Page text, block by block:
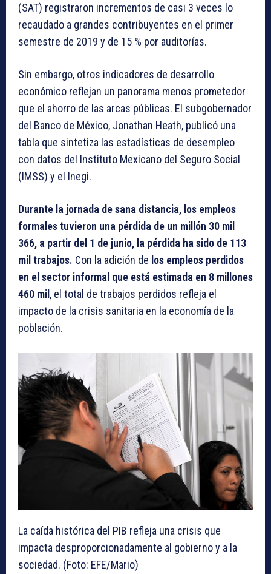
(SAT) registraron incrementos de casi 3 veces lo
recaudado a grandes contribuyentes en el primer
semestre de 2019 y de 15 % por auditorías.
Sin embargo, otros indicadores de desarrollo
económico reflejan un panorama menos prometedor
que el ahorro de las arcas públicas. El subgobernador
del Banco de México, Jonathan Heath, publicó una
tabla que sintetiza las estadísticas de desempleo
con datos del Instituto Mexicano del Seguro Social
(IMSS) y el Inegi.
Durante la jornada de sana distancia, los empleos
formales tuvieron una pérdida de un millón 30 mil
366, a partir del 1 de junio, la pérdida ha sido de 113
mil trabajos. Con la adición de los empleos perdidos
en el sector informal que está estimada en 8 millones
460 mil , el total de trabajos perdidos refleja el
impacto de la crisis sanitaria en la economía de la
población.
La caída histórica del PIB refleja una crisis que
impacta desproporcionadamente al gobierno y a la
sociedad. (Foto: EFE/Mario)